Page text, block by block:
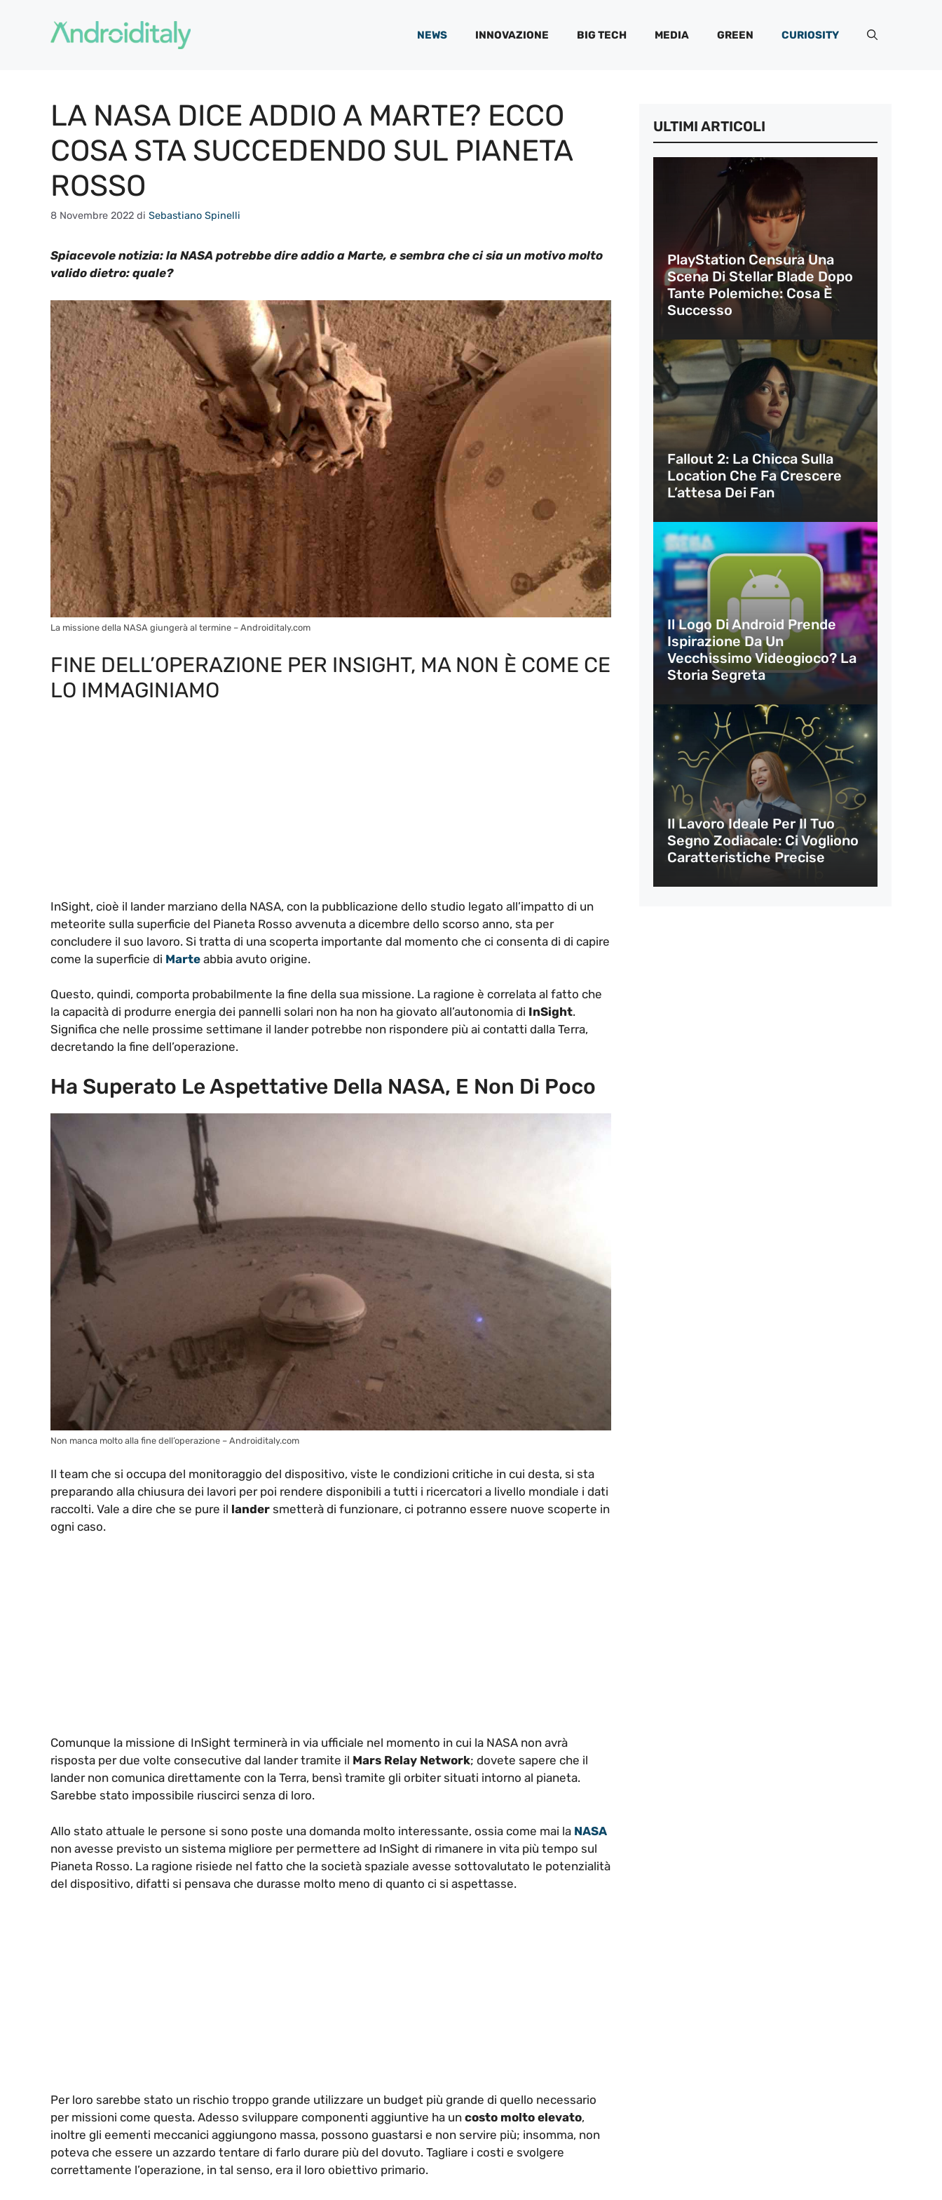
contenuto
NEWS INNOVAZIONE BIG TECH MEDIA GREEN CURIOSITY
LA NASA DICE ADDIO A MARTE? ECCO
COSA STA SUCCEDENDO SUL PIANETA
ROSSO
8 Novembre 2022 di Sebastiano Spinelli
Spiacevole notizia: la NASA potrebbe dire addio a Marte, e sembra che ci sia un motivo molto
valido dietro: quale?
La missione della NASA giungerà al termine – Androiditaly.com
FINE DELL’OPERAZIONE PER INSIGHT, MA NON È COME CE
LO IMMAGINIAMO
InSight, cioè il lander marziano della NASA, con la pubblicazione dello studio legato all’impatto di un
meteorite sulla superficie del Pianeta Rosso avvenuta a dicembre dello scorso anno, sta per
concludere il suo lavoro. Si tratta di una scoperta importante dal momento che ci consenta di di capire
come la superficie di Marte abbia avuto origine.
Questo, quindi, comporta probabilmente la fine della sua missione. La ragione è correlata al fatto che
la capacità di produrre energia dei pannelli solari non ha non ha giovato all’autonomia di InSight.
Significa che nelle prossime settimane il lander potrebbe non rispondere più ai contatti dalla Terra,
decretando la fine dell’operazione.
Ha Superato Le Aspettative Della NASA, E Non Di Poco
Non manca molto alla fine dell’operazione – Androiditaly.com
Il team che si occupa del monitoraggio del dispositivo, viste le condizioni critiche in cui desta, si sta
preparando alla chiusura dei lavori per poi rendere disponibili a tutti i ricercatori a livello mondiale i dati
raccolti. Vale a dire che se pure il lander smetterà di funzionare, ci potranno essere nuove scoperte in
ogni caso.
Comunque la missione di InSight terminerà in via ufficiale nel momento in cui la NASA non avrà
risposta per due volte consecutive dal lander tramite il Mars Relay Network; dovete sapere che il
lander non comunica direttamente con la Terra, bensì tramite gli orbiter situati intorno al pianeta.
Sarebbe stato impossibile riuscirci senza di loro.
Allo stato attuale le persone si sono poste una domanda molto interessante, ossia come mai la NASA
non avesse previsto un sistema migliore per permettere ad InSight di rimanere in vita più tempo sul
Pianeta Rosso. La ragione risiede nel fatto che la società spaziale avesse sottovalutato le potenzialità
del dispositivo, difatti si pensava che durasse molto meno di quanto ci si aspettasse.
Per loro sarebbe stato un rischio troppo grande utilizzare un budget più grande di quello necessario
per missioni come questa. Adesso sviluppare componenti aggiuntive ha un costo molto elevato,
inoltre gli eementi meccanici aggiungono massa, possono guastarsi e non servire più; insomma, non
poteva che essere un azzardo tentare di farlo durare più del dovuto. Tagliare i costi e svolgere
correttamente l’operazione, in tal senso, era il loro obiettivo primario.
ULTIMI ARTICOLI
PlayStation Censura Una
Scena Di Stellar Blade Dopo
Tante Polemiche: Cosa È
Successo
Fallout 2: La Chicca Sulla
Location Che Fa Crescere
L’attesa Dei Fan
Il Logo Di Android Prende
Ispirazione Da Un
Vecchissimo Videogioco? La
Storia Segreta
Il Lavoro Ideale Per Il Tuo
Segno Zodiacale: Ci Vogliono
Caratteristiche Precise